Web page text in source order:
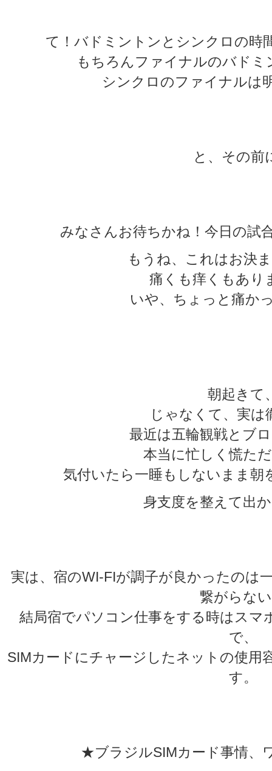
て！バドミントンとシンクロの時
もちろんファイナルのバドミ
シンクロのファイナルは
と、その前
みなさんお待ちかね！今日の試
もうね、これはお決
痛くも痒くもあり
いや、ちょっと痛か
朝起きて
じゃなくて、実は
最近は五輪観戦とブ
本当に忙しく慌た
気付いたら一睡もしないまま朝
身支度を整えて出
実は、宿のWI-FIが調子が良かったのは
繋がらな
結局宿でパソコン仕事をする時はス
で、
SIMカードにチャージしたネットの使用
す。
★ブラジルSIMカード事情、